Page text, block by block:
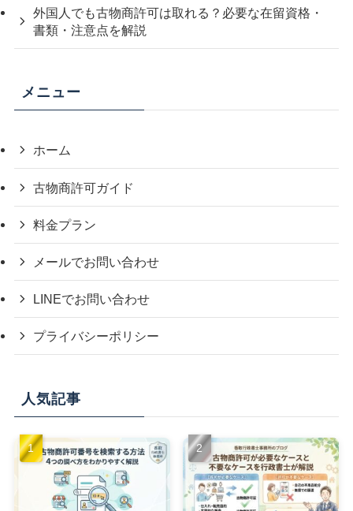
外国人でも古物商許可は取れる？必要な在留資格・
書類・注意点を解説
メニュー
ホーム
古物商許可ガイド
料金プラン
メールでお問い合わせ
LINEでお問い合わせ
プライバシーポリシー
人気記事